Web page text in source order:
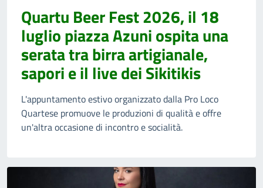
Quartu Beer Fest 2026, il 18
luglio piazza Azuni ospita una
serata tra birra artigianale,
sapori e il live dei Sikitikis
L'appuntamento estivo organizzato dalla Pro Loco
Quartese promuove le produzioni di qualità e offre
un'altra occasione di incontro e socialità.